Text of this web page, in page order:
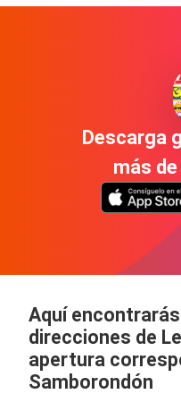
Descarga
más
Aquí
direcciones de
apertura
Samborondón